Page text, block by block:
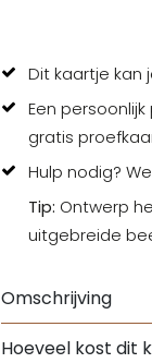
Dit kaartje kan
Een
gratis
Hulp nodig?
Tip: Ontwerp
uitgebreide
Omschrijving
Hoeveel kost dit